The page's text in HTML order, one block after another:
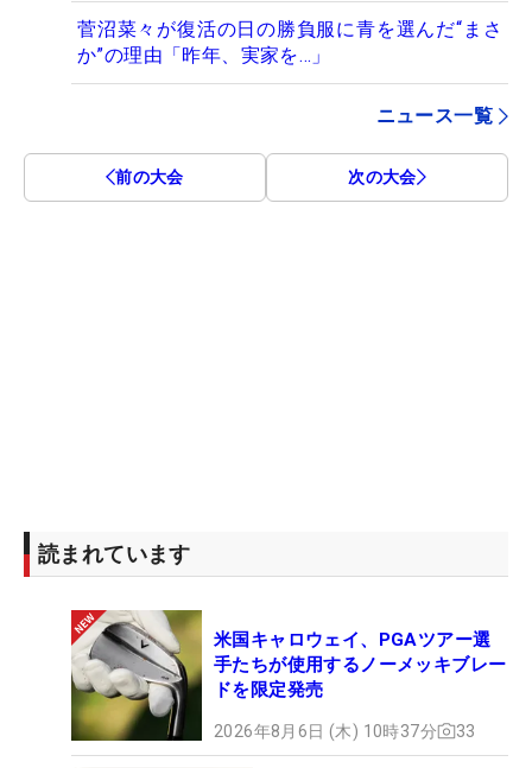
菅沼菜々が復活の日の勝負服に青を選んだ“まさ
か”の理由「昨年、実家を…」
ニュース一覧
前の大会 次の大会
読まれています
米国キャロウェイ、PGAツアー選
手たちが使用するノーメッキブレー
ドを限定発売
2026年8月6日 (木) 10時37分 33